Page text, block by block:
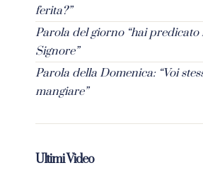
ferita?”
Parola del giorno “hai
Signore”
Parola della Domenica: “Voi
mangiare”
Ultimi Video